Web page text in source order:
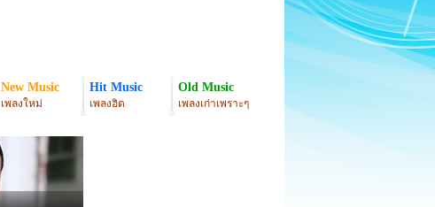
New Music
เพลงใหม่
Hit Music
เพลงฮิต
Old Music
เพลงเก่าเพราะๆ